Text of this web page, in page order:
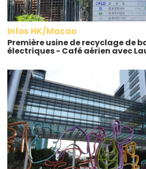
Infos HK/Macao
Première usine de recyclage de
électriques - Café aérien avec